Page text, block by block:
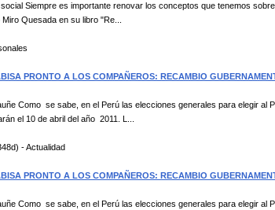
Siempre es importante renovar los conceptos que tenemos
Quesada en su libro "Re...
PRONTO A LOS COMPAÑEROS: RECAMBIO
Como se sabe, en el Perú las elecciones generales para elegir al
el 10 de abril del año 2011. L...
- Actualidad
PRONTO A LOS COMPAÑEROS: RECAMBIO
Como se sabe, en el Perú las elecciones generales para elegir al